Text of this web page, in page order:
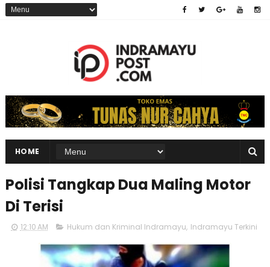
HOME
Polisi Tangkap Dua Maling Motor
Di Terisi
12:10 AM Hukum dan Kriminal Indramayu, Indramayu Terkini